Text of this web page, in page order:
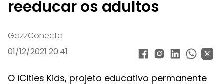
reeducar os adultos
GazzConecta
01/12/2021 20:41
O iCities Kids, projeto educativo permanente